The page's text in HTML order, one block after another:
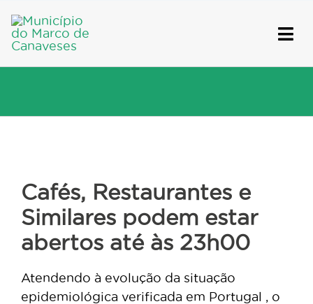
to
content
Larger
Image
Cafés, Restaurantes e
Similares podem estar
abertos até às 23h00
Atendendo à evolução da situação
epidemiológica verificada em Portugal , o